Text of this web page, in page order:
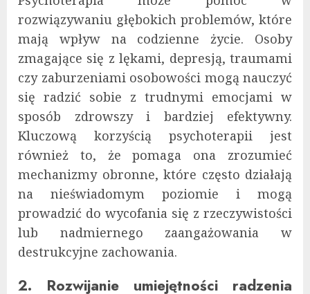
rozwiązywaniu głębokich problemów, które
mają wpływ na codzienne życie. Osoby
zmagające się z lękami, depresją, traumami
czy zaburzeniami osobowości mogą nauczyć
się radzić sobie z trudnymi emocjami w
sposób zdrowszy i bardziej efektywny.
Kluczową korzyścią psychoterapii jest
również to, że pomaga ona zrozumieć
mechanizmy obronne, które często działają
na nieświadomym poziomie i mogą
prowadzić do wycofania się z rzeczywistości
lub nadmiernego zaangażowania w
destrukcyjne zachowania.
2. Rozwijanie umiejętności radzenia